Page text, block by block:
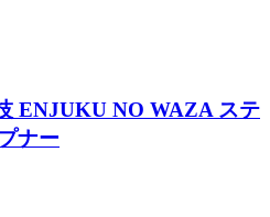
ENJUKU NO WAZA ステ
ナー